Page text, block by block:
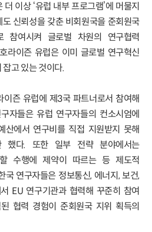
이상 ‘유럽 내부 프로그램’에 머물지
신뢰성을 갖춘 비회원국을 준회원국
참여시켜 글로벌 차원의 연구협력
라이즌 유럽은 이미 글로벌 연구혁신
고 있는 것이다.
즌 유럽에 제3국 파트너로서 참여해
자들은 유럽 연구자들의 컨소시엄에
산에서 연구비를 직접 지원받지 못해
했다. 또한 일부 전략 분야에서는
수행에 제약이 따르는 등 제도적
국 연구자들은 정보통신, 에너지, 보건,
EU 연구기관과 협력해 꾸준히 참여
협력 경험이 준회원국 지위 획득의